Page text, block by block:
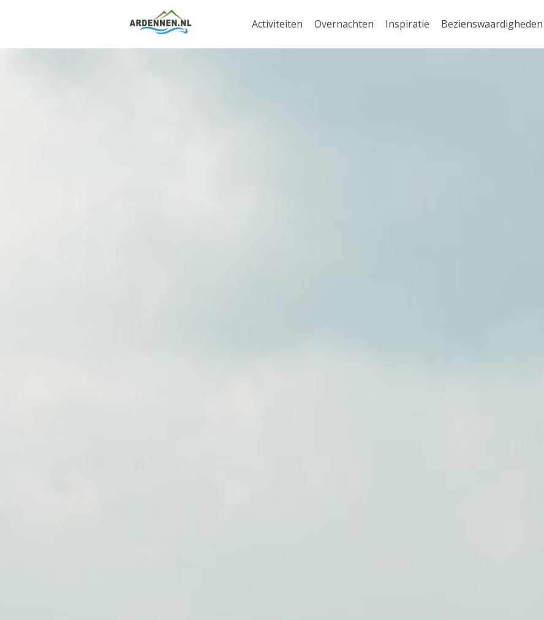
Activiteiten Overnachten Inspiratie Bezienswaardigheden